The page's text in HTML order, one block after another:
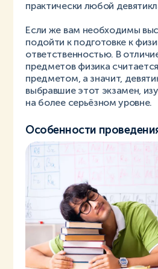
практически любой
Если же вам необходимы
подойти к подготовке к
ответственностью. В
предметов физика
предметом, а значит,
выбравшие этот экзамен,
на более серьёзном уровне.
Особенности